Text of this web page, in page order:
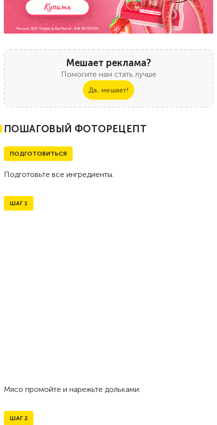
Мешает реклама?
Помогите нам стать лучше
Да, мешает!
ПОШАГОВЫЙ ФОТОРЕЦЕПТ
ПОДГОТОВИТЬСЯ
Подготовьте все ингредиенты.
ШАГ 1
Мясо промойте и нарежьте дольками.
ШАГ 2